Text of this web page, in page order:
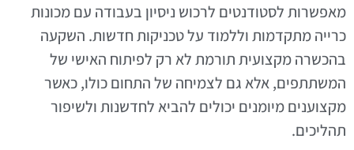
מאפשרות לסטודנטים לרכוש ניסיון בעבודה עם מכונות
כרייה מתקדמות וללמוד על טכניקות חדשות. השקעה
בהכשרה מקצועית תורמת לא רק לפיתוח האישי של
המשתתפים, אלא גם לצמיחה של התחום כולו, כאשר
מקצוענים מיומנים יכולים להביא לחדשנות ולשיפור
תהליכים.